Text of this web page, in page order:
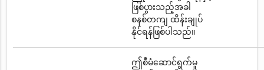
ဖြစ်ပွားသည့်အခါ
စနစ်တကျ ထိန်းချုပ်
နိုင်ရန်ဖြစ်ပါသည်။
ဤစီမံဆောင်ရွက်မှု